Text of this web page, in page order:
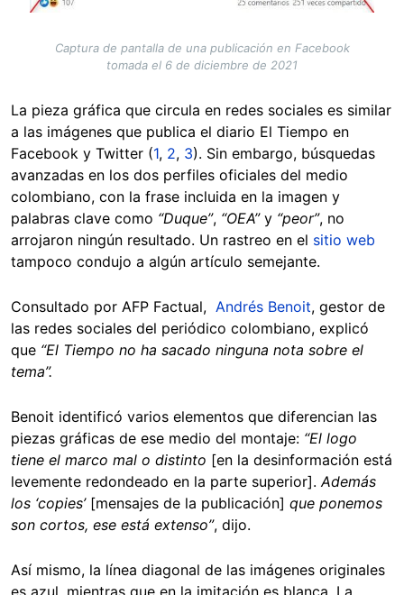
Captura de pantalla de una publicación en Facebook
tomada el 6 de diciembre de 2021
La pieza gráfica que circula en redes sociales es similar
a las imágenes que publica el diario El Tiempo en
Facebook y Twitter (1, 2, 3). Sin embargo, búsquedas
avanzadas en los dos perfiles oficiales del medio
colombiano, con la frase incluida en la imagen y
palabras clave como “Duque”, “OEA”y “peor”, no
arrojaron ningún resultado. Un rastreo en el sitio web
tampoco condujo a algún artículo semejante.
Consultado por AFP Factual, Andrés Benoit, gestor de
las redes sociales del periódico colombiano, explicó
que “El Tiempo no ha sacado ninguna nota sobre el
tema”.
Benoit identificó varios elementos que diferencian las
piezas gráficas de ese medio del montaje: “El logo
tiene el marco mal o distinto [en la desinformación está
levemente redondeado en la parte superior].Además
los ‘copies’ [mensajes de la publicación] que ponemos
son cortos, ese está extenso”, dijo.
Así mismo, la línea diagonal de las imágenes originales